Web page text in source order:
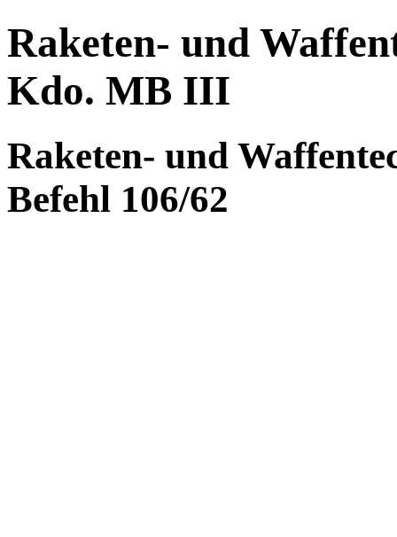
Raketen- und
Kdo. MB III
Raketen- und
Befehl 106/62